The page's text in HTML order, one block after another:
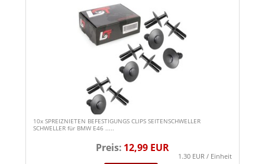
10x SPREIZNIETEN BEFESTIGUNGS CLIPS SEITENSCHWELLER
SCHWELLER für BMW E46 .....
Preis: 12,99 EUR
1.30 EUR / Einheit